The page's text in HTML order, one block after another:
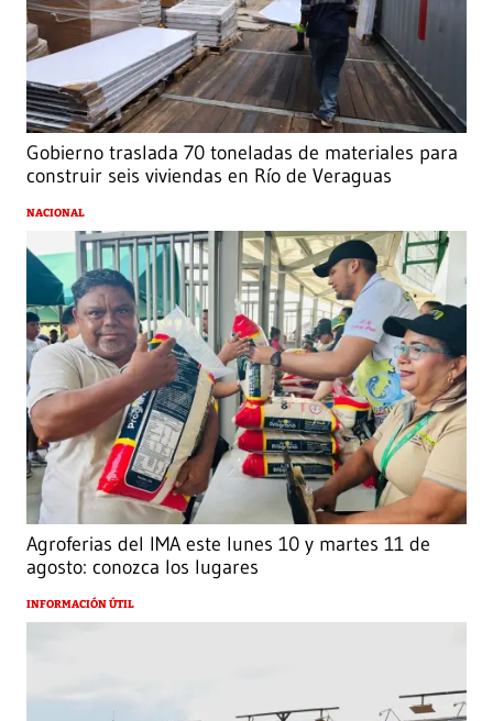
Gobierno traslada 70 toneladas de materiales para
construir seis viviendas en Río de Veraguas
NACIONAL
Agroferias del IMA este lunes 10 y martes 11 de
agosto: conozca los lugares
INFORMACIÓN ÚTIL